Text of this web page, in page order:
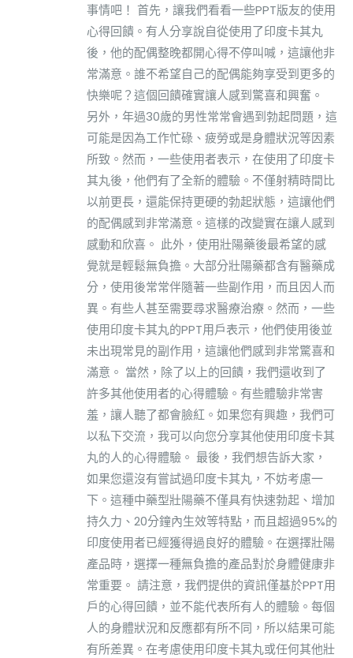
事情吧！ 首先，讓我們看看一些PPT版友的使用
心得回饋。有人分享說自從使用了印度卡其丸
後，他的配偶整晚都開心得不停叫喊，這讓他非
常滿意。誰不希望自己的配偶能夠享受到更多的
快樂呢？這個回饋確實讓人感到驚喜和興奮。
另外，年過30歲的男性常常會遇到勃起問題，這
可能是因為工作忙碌、疲勞或是身體狀況等因素
所致。然而，一些使用者表示，在使用了印度卡
其丸後，他們有了全新的體驗。不僅射精時間比
以前更長，還能保持更硬的勃起狀態，這讓他們
的配偶感到非常滿意。這樣的改變實在讓人感到
感動和欣喜。 此外，使用壯陽藥後最希望的感
覺就是輕鬆無負擔。大部分壯陽藥都含有醫藥成
分，使用後常常伴隨著一些副作用，而且因人而
異。有些人甚至需要尋求醫療治療。然而，一些
使用印度卡其丸的PPT用戶表示，他們使用後並
未出現常見的副作用，這讓他們感到非常驚喜和
滿意。 當然，除了以上的回饋，我們還收到了
許多其他使用者的心得體驗。有些體驗非常害
羞，讓人聽了都會臉紅。如果您有興趣，我們可
以私下交流，我可以向您分享其他使用印度卡其
丸的人的心得體驗。 最後，我們想告訴大家，
如果您還沒有嘗試過印度卡其丸，不妨考慮一
下。這種中藥型壯陽藥不僅具有快速勃起、增加
持久力、20分鐘內生效等特點，而且超過95%的
印度使用者已經獲得過良好的體驗。在選擇壯陽
產品時，選擇一種無負擔的產品對於身體健康非
常重要。 請注意，我們提供的資訊僅基於PPT用
戶的心得回饋，並不能代表所有人的體驗。每個
人的身體狀況和反應都有所不同，所以結果可能
有所差異。在考慮使用印度卡其丸或任何其他壯